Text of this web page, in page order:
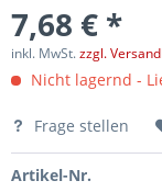
7,68 € *
inkl. MwSt.zzgl.
Nicht lagernd -
Frage stellen
Artikel-Nr.